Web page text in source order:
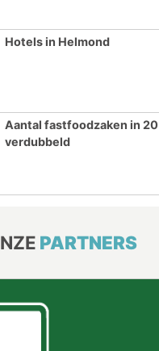
Hotels in Helmond
Aantal fastfoodzaken in
verdubbeld
PARTNERS